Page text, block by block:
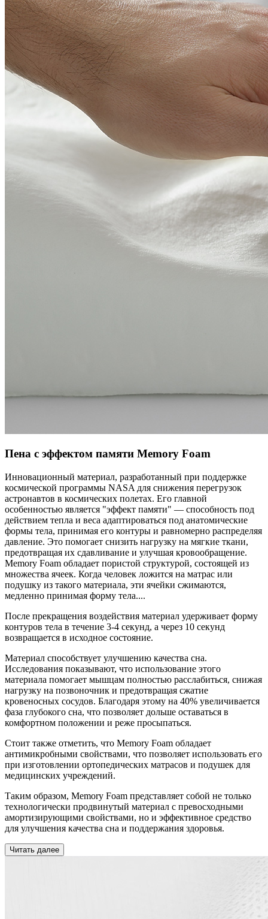
Пена с эффектом памяти Memory Foam
Инновационный материал, разработанный при поддержке
космической программы NASA для снижения перегрузок
астронавтов в космических полетах. Его главной
особенностью является "эффект памяти" — способность под
действием тепла и веса адаптироваться под анатомические
формы тела, принимая его контуры и равномерно распределяя
давление. Это помогает снизить нагрузку на мягкие ткани,
предотвращая их сдавливание и улучшая кровообращение.
Memory Foam обладает пористой структурой, состоящей из
множества ячеек. Когда человек ложится на матрас или
подушку из такого материала, эти ячейки сжимаются,
медленно принимая форму тела....
После прекращения воздействия материал удерживает форму
контуров тела в течение 3-4 секунд, а через 10 секунд
возвращается в исходное состояние.
Материал способствует улучшению качества сна.
Исследования показывают, что использование этого
материала помогает мышцам полностью расслабиться, снижая
нагрузку на позвоночник и предотвращая сжатие
кровеносных сосудов. Благодаря этому на 40% увеличивается
фаза глубокого сна, что позволяет дольше оставаться в
комфортном положении и реже просыпаться.
Стоит также отметить, что Memory Foam обладает
антимикробными свойствами, что позволяет использовать его
при изготовлении ортопедических матрасов и подушек для
медицинских учреждений.
Таким образом, Memory Foam представляет собой не только
технологически продвинутый материал с превосходными
амортизирующими свойствами, но и эффективное средство
для улучшения качества сна и поддержания здоровья.
Читать далее